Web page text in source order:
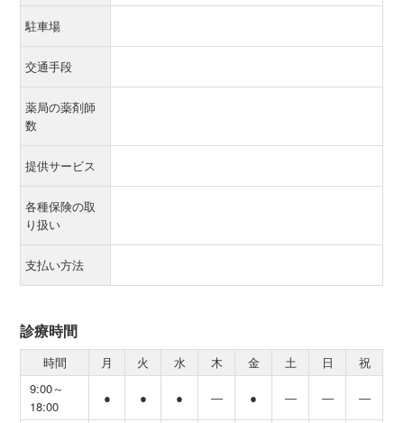
駐車場
交通手段
薬局の薬剤師
数
提供サービス
各種保険の取
り扱い
支払い方法
診療時間
時間 月 火 水 木 金 土 日
祝
9:00～
18:00
● ● ● ― ● ― ― ―